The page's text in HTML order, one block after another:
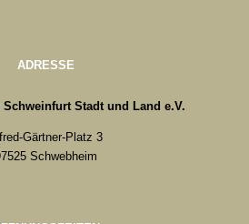
ADRESSE
Stadt und Land e.V.
Gärtner-Platz 3
Schwebheim